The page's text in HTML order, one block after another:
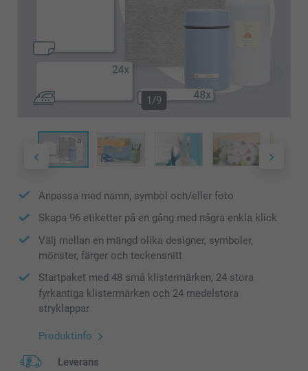
1/9
Anpassa med namn, symbol och/eller foto
Skapa 96 etiketter på en gång med några enkla klick
Välj mellan en mängd olika designer, symboler,
mönster, färger och teckensnitt
Startpaket med 48 små klistermärken, 24 stora
fyrkantiga klistermärken och 24 medelstora
stryklappar
Produktinfo
Leverans